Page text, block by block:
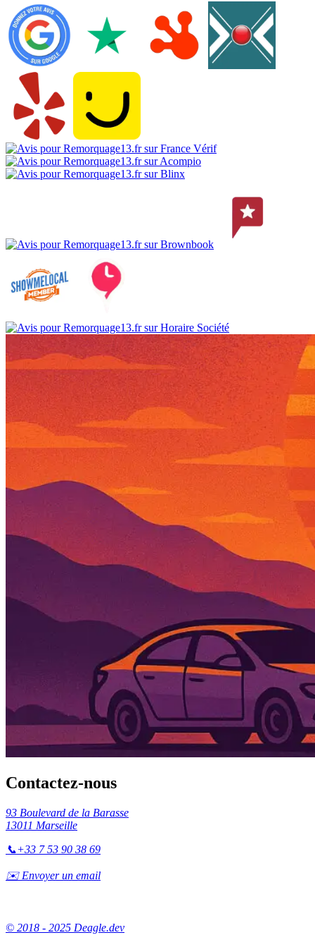
Contactez-nous
93 Boulevard de la Barasse
13011 Marseille
📞+33 7 53 90 38 69
✉️ Envoyer un email
© 2018 - 2025 Deagle.dev